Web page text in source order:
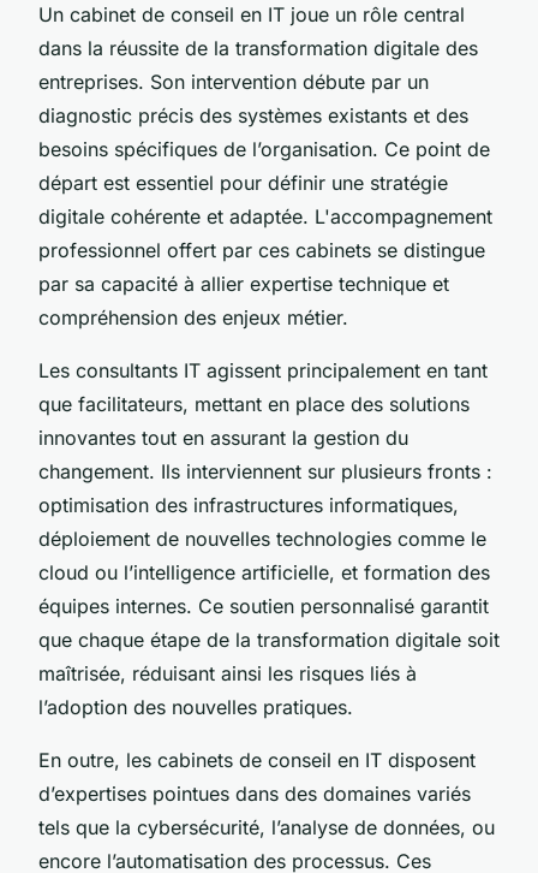
Un cabinet de conseil en IT joue un rôle central
dans la réussite de la transformation digitale des
entreprises. Son intervention débute par un
diagnostic précis des systèmes existants et des
besoins spécifiques de l’organisation. Ce point de
départ est essentiel pour définir une stratégie
digitale cohérente et adaptée. L'accompagnement
professionnel offert par ces cabinets se distingue
par sa capacité à allier expertise technique et
compréhension des enjeux métier.
Les consultants IT agissent principalement en tant
que facilitateurs, mettant en place des solutions
innovantes tout en assurant la gestion du
changement. Ils interviennent sur plusieurs fronts :
optimisation des infrastructures informatiques,
déploiement de nouvelles technologies comme le
cloud ou l’intelligence artificielle, et formation des
équipes internes. Ce soutien personnalisé garantit
que chaque étape de la transformation digitale soit
maîtrisée, réduisant ainsi les risques liés à
l’adoption des nouvelles pratiques.
En outre, les cabinets de conseil en IT disposent
d’expertises pointues dans des domaines variés
tels que la cybersécurité, l’analyse de données, ou
encore l’automatisation des processus. Ces